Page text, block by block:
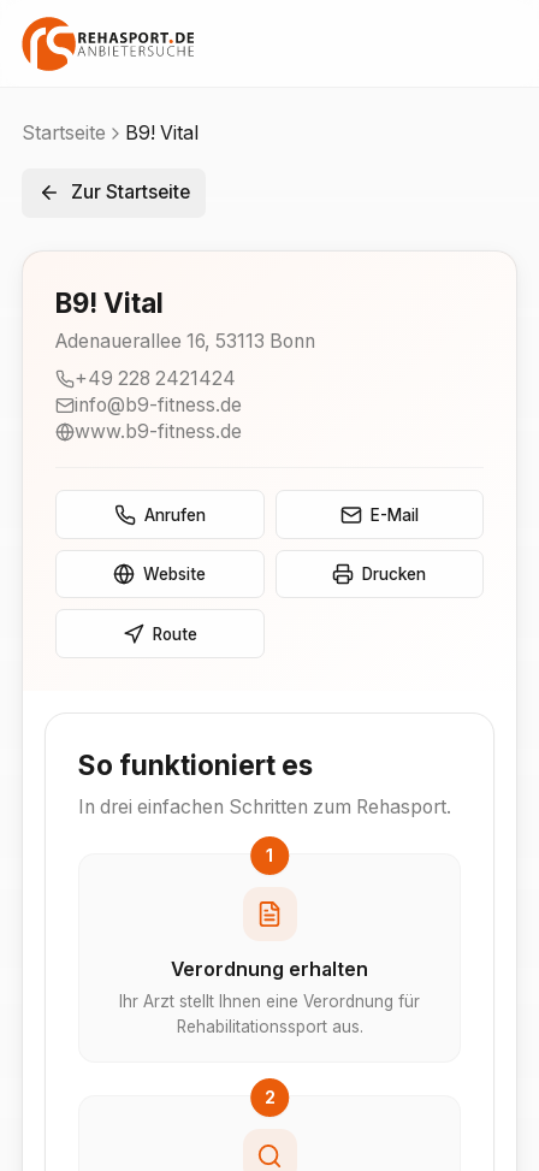
Startseite B9! Vital
Zur Startseite
B9! Vital
Adenauerallee 16, 53113 Bonn
+49 228 2421424
info@b9-fitness.de
www.b9-fitness.de
Anrufen E-Mail
Website Drucken
Route
So funktioniert es
In drei einfachen Schritten zum Rehasport.
1
Verordnung erhalten
Ihr Arzt stellt Ihnen eine Verordnung für
Rehabilitationssport aus.
2